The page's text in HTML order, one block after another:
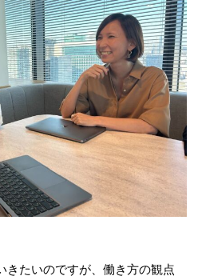
きたいのですが、働き方の観点